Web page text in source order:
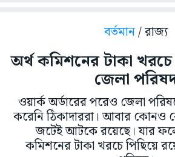
বর্তমান/ রাজ্য
অর্থ কমিশনের টাকা খরচে
জেলা
ওয়ার্ক অর্ডারের পরেও জেলা
করেনি ঠিকাদাররা। আবার কোনও
জটেই আটকে রয়েছে। যার
কমিশনের টাকা খরচে পিছিয়ে